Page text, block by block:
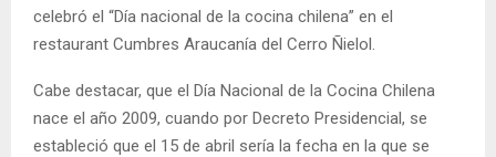
celebró el “Día nacional de la cocina chilena” en el
restaurant Cumbres Araucanía del Cerro Ñielol.
Cabe destacar, que el Día Nacional de la Cocina Chilena
nace el año 2009, cuando por Decreto Presidencial, se
estableció que el 15 de abril sería la fecha en la que se